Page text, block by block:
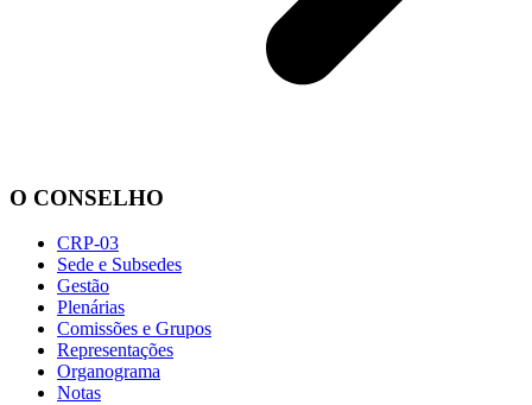
O CONSELHO
CRP-03
Sede e Subsedes
Gestão
Plenárias
Comissões e Grupos
Representações
Organograma
Notas